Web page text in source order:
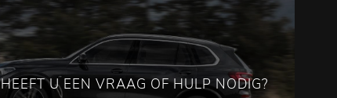
HEEFT U EEN VRAAG OF HULP NODIG?